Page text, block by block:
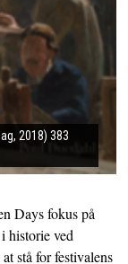
2018) 383
Days fokus på
historie ved
stå for festivalens